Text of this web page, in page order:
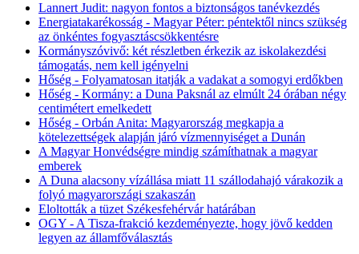
Lannert Judit: nagyon fontos a biztonságos tanévkezdés
Energiatakarékosság - Magyar Péter: péntektől nincs szükség
az önkéntes fogyasztáscsökkentésre
Kormányszóvivő: két részletben érkezik az iskolakezdési
támogatás, nem kell igényelni
Hőség - Folyamatosan itatják a vadakat a somogyi erdőkben
Hőség - Kormány: a Duna Paksnál az elmúlt 24 órában négy
centimétert emelkedett
Hőség - Orbán Anita: Magyarország megkapja a
kötelezettségek alapján járó vízmennyiséget a Dunán
A Magyar Honvédségre mindig számíthatnak a magyar
emberek
A Duna alacsony vízállása miatt 11 szállodahajó várakozik a
folyó magyarországi szakaszán
Eloltották a tüzet Székesfehérvár határában
OGY - A Tisza-frakció kezdeményezte, hogy jövő kedden
legyen az államfőválasztás